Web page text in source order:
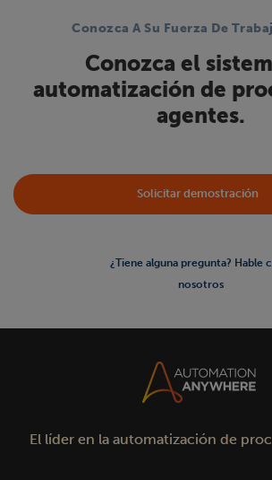
Conozca A Su Fuerza De
Conozca el
automatización de
agentes.
Solicitar demostración
¿Tiene alguna pregunta? Hable
nosotros
El líder en la automatización de